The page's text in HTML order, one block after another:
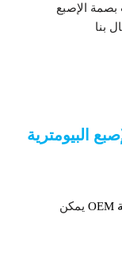
بصمة الإصبع
البيومترية
يمكن